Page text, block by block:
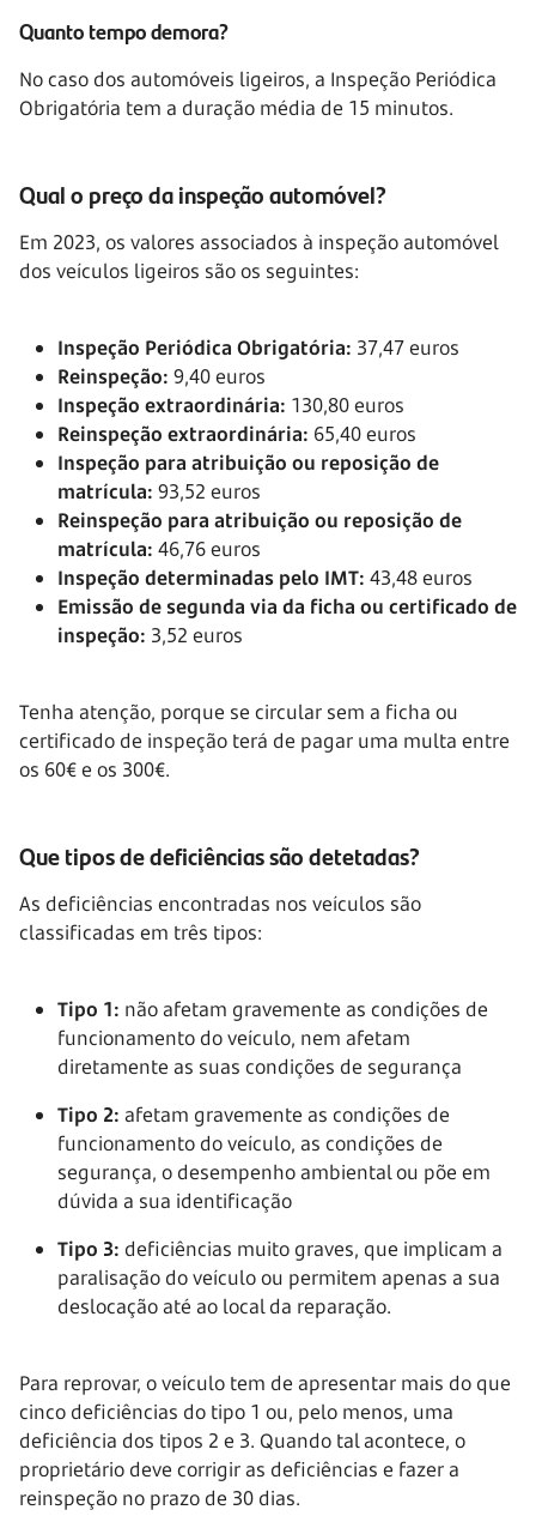
Quanto tempo demora?
No caso dos automóveis ligeiros, a Inspeção Periódica
Obrigatória tem a duração média de 15 minutos.
Qual o preço da inspeção automóvel?
Em 2023, os valores associados à inspeção automóvel
dos veículos ligeiros são os seguintes:
Inspeção Periódica Obrigatória: 37,47 euros
Reinspeção: 9,40 euros
Inspeção extraordinária: 130,80 euros
Reinspeção extraordinária: 65,40 euros
Inspeção para atribuição ou reposição de
matrícula: 93,52 euros
Reinspeção para atribuição ou reposição de
matrícula: 46,76 euros
Inspeção determinadas pelo IMT: 43,48 euros
Emissão de segunda via da ficha ou certificado de
inspeção: 3,52 euros
Tenha atenção, porque se circular sem a ficha ou
certificado de inspeção terá de pagar uma multa entre
os 60€ e os 300€.
Que tipos de deficiências são detetadas?
As deficiências encontradas nos veículos são
classificadas em três tipos:
Tipo 1: não afetam gravemente as condições de
funcionamento do veículo, nem afetam
diretamente as suas condições de segurança
Tipo 2: afetam gravemente as condições de
funcionamento do veículo, as condições de
segurança, o desempenho ambiental ou põe em
dúvida a sua identificação
Tipo 3: deficiências muito graves, que implicam a
paralisação do veículo ou permitem apenas a sua
deslocação até ao local da reparação.
Para reprovar, o veículo tem de apresentar mais do que
cinco deficiências do tipo 1 ou, pelo menos, uma
deficiência dos tipos 2 e 3. Quando tal acontece, o
proprietário deve corrigir as deficiências e fazer a
reinspeção no prazo de 30 dias.